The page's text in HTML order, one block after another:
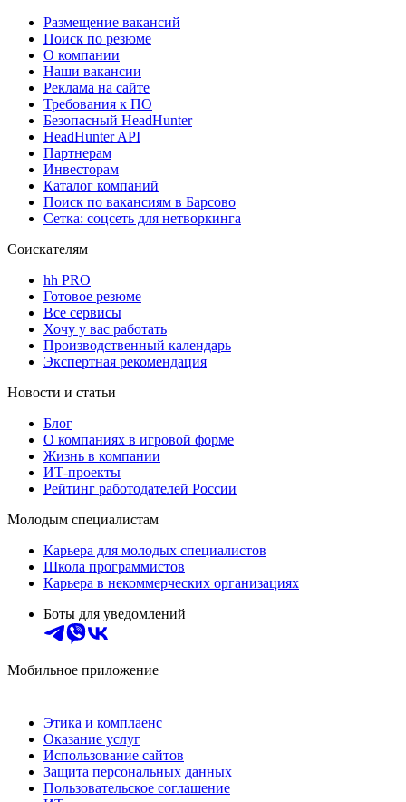
Размещение вакансий
Поиск по резюме
О компании
Наши вакансии
Реклама на сайте
Требования к ПО
Безопасный HeadHunter
HeadHunter API
Партнерам
Инвесторам
Каталог компаний
Поиск по вакансиям в Барсово
Сетка: соцсеть для нетворкинга
Соискателям
hh PRO
Готовое резюме
Все сервисы
Хочу у вас работать
Производственный календарь
Экспертная рекомендация
Новости и статьи
Блог
О компаниях в игровой форме
Жизнь в компании
ИТ-проекты
Рейтинг работодателей России
Молодым специалистам
Карьера для молодых специалистов
Школа программистов
Карьера в некоммерческих организациях
Боты для уведомлений
Мобильное приложение
Этика и комплаенс
Оказание услуг
Использование сайтов
Защита персональных данных
Пользовательское соглашение